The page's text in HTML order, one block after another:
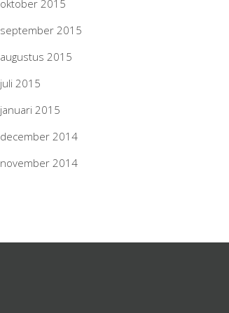
oktober 2015
september 2015
augustus 2015
juli 2015
januari 2015
december 2014
november 2014